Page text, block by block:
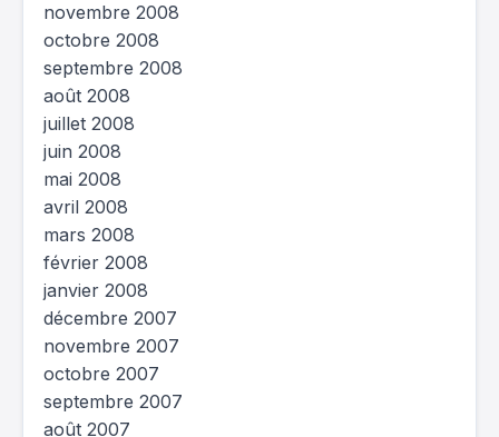
novembre 2008
octobre 2008
septembre 2008
août 2008
juillet 2008
juin 2008
mai 2008
avril 2008
mars 2008
février 2008
janvier 2008
décembre 2007
novembre 2007
octobre 2007
septembre 2007
août 2007